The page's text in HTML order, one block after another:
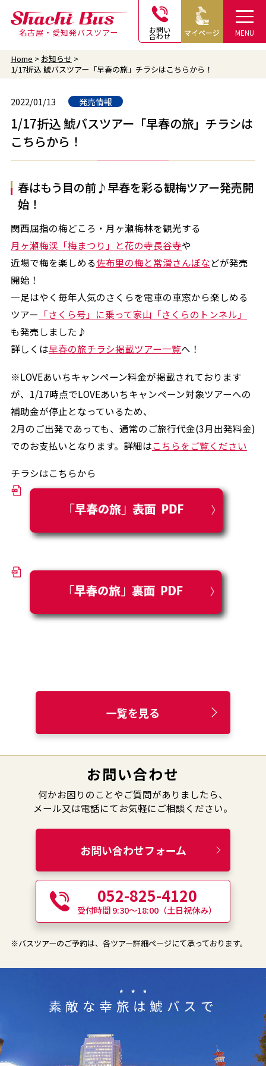
名古屋・愛知発バスツアー MENU
お問い
合わせ マイページ
Home
お知らせ
1/17折込 鯱バスツアー「早春の旅」チラシはこちらから！
2022/01/13 発売情報
1/17折込 鯱バスツアー「早春の旅」チラシは
こちらから！
春はもう目の前♪早春を彩る観梅ツアー発売開
始！
関西屈指の梅どころ・月ヶ瀬梅林を観光する
月ヶ瀬梅渓「梅まつり」と花の寺長谷寺や
近場で梅を楽しめる佐布里の梅と常滑さんぽなどが発売
開始！
一足はやく毎年人気のさくらを電車の車窓から楽しめる
ツアー 「さくら号」に乗って家山「さくらのトンネル」
も発売しました♪
詳しくは早春の旅チラシ掲載ツアー一覧へ！
※LOVEあいちキャンペーン料金が掲載されております
が、1/17時点でLOVEあいちキャンペーン対象ツアーへの
補助金が停止となっているため、
2月のご出発であっても、通常のご旅行代金(3月出発料金)
でのお支払いとなります。詳細はこちらをご覧ください
チラシはこちらから
一覧を見る
お問い合わせ
何かお困りのことやご質問がありましたら、
メール又は電話にてお気軽にご相談ください。
お問い合わせフォーム
052-825-4120
受付時間 9:30〜18:00（土日祝休み）
※バスツアーのご予約は、各ツアー詳細ページにて承っております。
素敵な幸旅は鯱バスで